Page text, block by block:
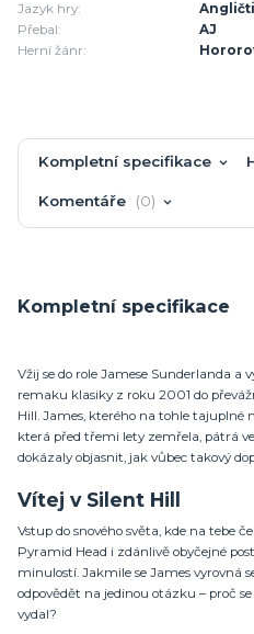
Jazyk hry:
Přebal:
AJ
Herní žánr:
Kompletní specifikace
Komentáře 0
Kompletní specifikace
Vžij se do role Jamese Sunderlanda a
remaku klasiky z roku 2001 do
Hill. James, kterého na tohle tajuplné
která před třemi lety zemřela, pátrá
dokázaly objasnit, jak vůbec takový
Vítej v Silent Hill
Vstup do snového světa, kde na tebe
Pyramid Head i zdánlivě obyčejné
minulostí. Jakmile se James vyrovná
odpovědět na jedinou otázku – proč
vydal?